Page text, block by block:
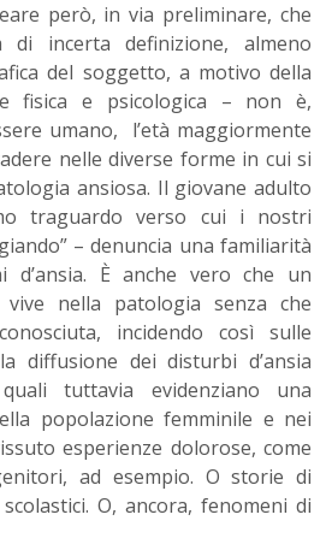
però, in via preliminare, che
di incerta definizione, almeno
del soggetto, a motivo della
fisica e psicologica – non è,
umano, l’età maggiormente
nelle diverse forme in cui si
ansiosa. Il giovane adulto
traguardo verso cui i nostri
– denuncia una familiarità
d’ansia. È anche vero che un
vive nella patologia senza che
incidendo così sulle
diffusione dei disturbi d’ansia
quali tuttavia evidenziano una
popolazione femminile e nei
esperienze dolorose, come
ad esempio. O storie di
O, ancora, fenomeni di